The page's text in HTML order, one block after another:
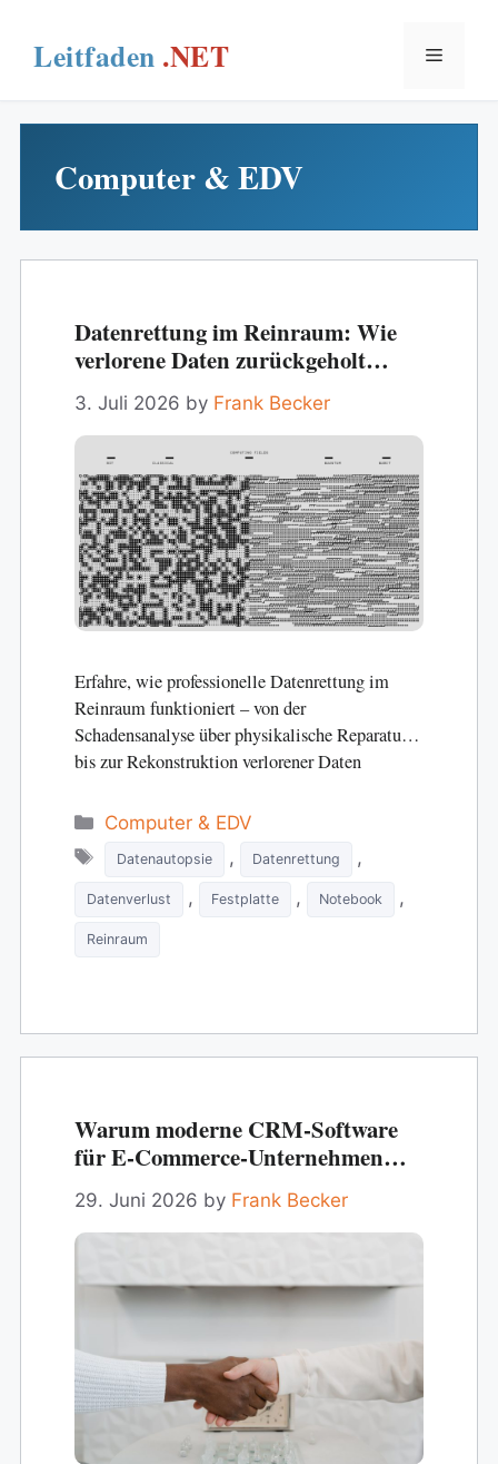
content
Menu
Computer & EDV
Datenrettung im Reinraum: Wie
verlorene Daten zurückgeholt
werden
3. Juli 2026 by Frank Becker
Erfahre, wie professionelle Datenrettung im
Reinraum funktioniert – von der
Schadensanalyse über physikalische Reparatur
bis zur Rekonstruktion verlorener Daten
Categories
Computer & EDV
Tags
Datenautopsie , Datenrettung ,
Datenverlust , Festplatte , Notebook ,
Reinraum
Warum moderne CRM‑Software
für E‑Commerce-Unternehmen
unverzichtbar ist
29. Juni 2026 by Frank Becker